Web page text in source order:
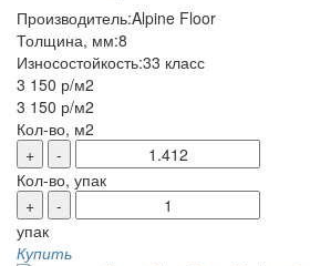
Производитель:Alpine Floor
Толщина, мм:8
Износостойкость:33 класс
3 150 р/м2
3 150 р/м2
Кол-во, м2
+
-
Кол-во, упак
+
-
упак
Купить